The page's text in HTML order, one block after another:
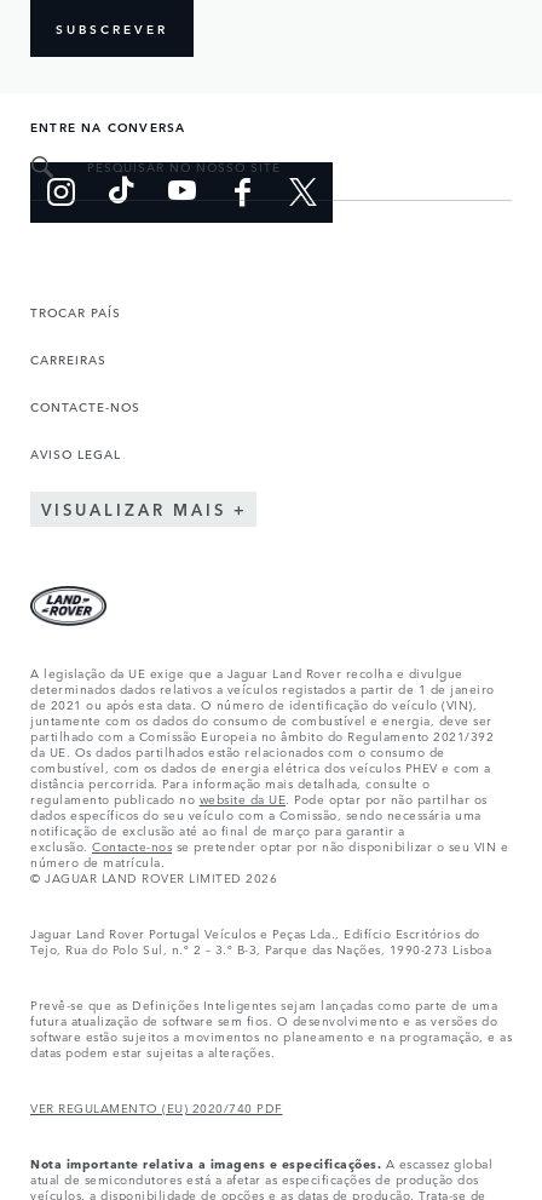
SUBSCREVER
ENTRE NA CONVERSA
PESQUISAR NO NOSSO SITE
TROCAR PAÍS
CARREIRAS
CONTACTE-NOS
AVISO LEGAL
VISUALIZAR MAIS
A legislação da UE exige que a Jaguar Land Rover recolha e divulgue
determinados dados relativos a veículos registados a partir de 1 de janeiro
de 2021 ou após esta data. O número de identificação do veículo (VIN),
juntamente com os dados do consumo de combustível e energia, deve ser
partilhado com a Comissão Europeia no âmbito do Regulamento 2021/392
da UE. Os dados partilhados estão relacionados com o consumo de
combustível, com os dados de energia elétrica dos veículos PHEV e com a
distância percorrida. Para informação mais detalhada, consulte o
regulamento publicado no website da UE . Pode optar por não partilhar os
dados específicos do seu veículo com a Comissão, sendo necessária uma
notificação de exclusão até ao final de março para garantir a
exclusão. Contacte-nos se pretender optar por não disponibilizar o seu VIN e
número de matrícula.
© JAGUAR LAND ROVER LIMITED 2026
Jaguar Land Rover Portugal Veículos e Peças Lda., Edifício Escritórios do
Tejo, Rua do Polo Sul, n.º 2 – 3.º B-3, Parque das Nações, 1990-273 Lisboa
Prevê-se que as Definições Inteligentes sejam lançadas como parte de uma
futura atualização de software sem fios. O desenvolvimento e as versões do
software estão sujeitos a movimentos no planeamento e na programação, e as
datas podem estar sujeitas a alterações.
VER REGULAMENTO (EU) 2020/740 PDF
Nota importante relativa a imagens e especificações. A escassez global
atual de semicondutores está a afetar as especificações de produção dos
veículos, a disponibilidade de opções e as datas de produção. Trata-se de